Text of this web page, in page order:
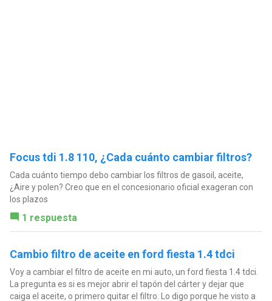
Focus tdi 1.8 110, ¿Cada cuánto cambiar filtros?
Cada cuánto tiempo debo cambiar los filtros de gasoil, aceite,
¿Aire y polen? Creo que en el concesionario oficial exageran con
los plazos
1 respuesta
Cambio filtro de aceite en ford fiesta 1.4 tdci
Voy a cambiar el filtro de aceite en mi auto, un ford fiesta 1.4 tdci.
La pregunta es si es mejor abrir el tapón del cárter y dejar que
caiga el aceite, o primero quitar el filtro. Lo digo porque he visto a